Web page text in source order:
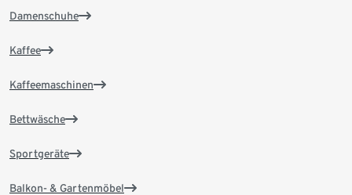
Damenschuhe
Kaffee
Kaffeemaschinen
Bettwäsche
Sportgeräte
Balkon- & Gartenmöbel